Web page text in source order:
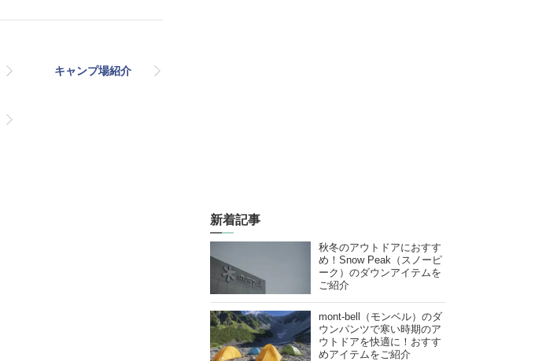
キャンプ場紹介
新着記事
秋冬のアウトドアにおすす
め！Snow Peak（スノーピ
ーク）のダウンアイテムを
ご紹介
mont-bell（モンベル）のダ
ウンパンツで寒い時期のア
ウトドアを快適に！おすす
めアイテムをご紹介